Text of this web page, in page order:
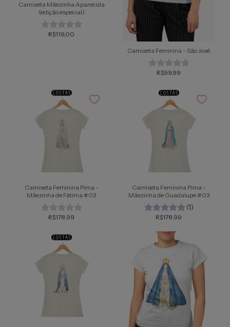
Camiseta Mãezinha Aparecida
(edição especial)
R$119,00
Camiseta Feminina - São José
R$99,99
Camiseta Feminina Pima -
Mãezinha de Fátima #03
R$178,99
Camiseta Feminina Pima -
Mãezinha de Guadalupe #03
(1)
R$178,99